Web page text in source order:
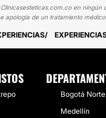
en
apología de un tratamiento
Bogotá Norte
Medellín